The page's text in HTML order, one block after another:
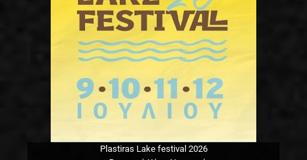
Plastiras Lake festival 2026